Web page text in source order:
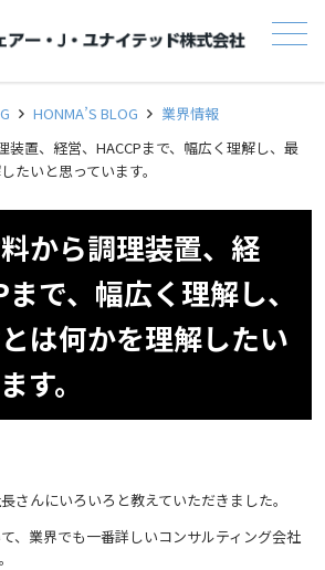
メニュー
HONMA’S BLOG
業界情報
装置、経営、HACCPまで、幅広く理解し、最
たいと思っています。
から調理装置、経
で、幅広く理解し、
は何かを理解したい
す。
さんにいろいろと教えていただきました。
、業界でも一番詳しいコンサルティング会社